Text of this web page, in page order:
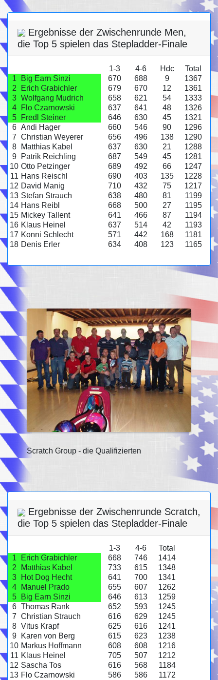
Ergebnisse der Zwischenrunde Men,
die Top 5 spielen das Stepladder-Finale
1-3 4-6 Hdc
Total
1
Big Earn Sinzi 670 688 9
1367
2
Erich Grabichler 679 670 12
1361
3 Wolfgang Mudrich 658 621 54
1333
4
Flo Czarnowski 637 641 48
1326
5
Fredl Steiner 646 630 45
1321
6 Andi Hager 660 546 90
1296
7 Christian Weyerer 656 496 138
1290
8
Matthias Kabel 637 630 21
1288
9
Patrik Reichling 687 549 45
1281
10 Otto Petzinger 689 492 66
1247
11 Hans Reischl 690 403 135
1228
12 David Manig 710 432 75
1217
13 Stefan Strauch 638 480 81
1199
14 Hans Reibl 668 500 27
1195
15 Mickey Tallent 641 466 87
1194
16 Klaus Heinel 637 514 42
1193
17 Konni Schlecht 571 442 168
1181
18 Denis Erler 634 408 123 1165
Scratch Group - die Qualifizierten
Ergebnisse der Zwischenrunde Scratch,
die Top 5 spielen das Stepladder-Finale
1-3 4-6
Total
1
Erich Grabichler 668 746
1414
2
Matthias Kabel 733 615
1348
3
Hot Dog Hecht 641 700
1341
4
Manuel Prado 655 607
1262
5
Big Earn Sinzi 646 613
1259
6 Thomas Rank 652 593
1245
7 Christian Strauch 616 629
1245
8 Vitus Krapf 625 616
1241
9
Karen von Berg 615 623
1238
10 Markus Hoffmann 608 608
1216
11 Klaus Heinel 705 507
1212
12 Sascha Tos 616 568
1184
13 Flo Czarnowski 586 586
1172